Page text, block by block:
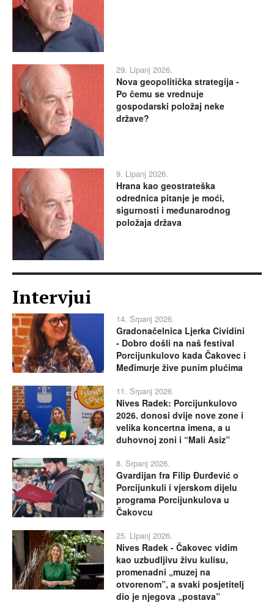
29. Lipanj 2026.
Nova geopolitička strategija -
Po čemu se vrednuje
gospodarski položaj neke
države?
9. Lipanj 2026.
Hrana kao geostrateška
odrednica pitanje je moći,
sigurnosti i međunarodnog
položaja država
Intervjui
14. Srpanj 2026.
Gradonačelnica Ljerka Cividini
- Dobro došli na naš festival
Porcijunkulovo kada Čakovec i
Međimurje žive punim plućima
11. Srpanj 2026.
Nives Radek: Porcijunkulovo
2026. donosi dvije nove zone i
velika koncertna imena, a u
duhovnoj zoni i “Mali Asiz”
8. Srpanj 2026.
Gvardijan fra Filip Đurđević o
Porcijunkuli i vjerskom dijelu
programa Porcijunkulova u
Čakovcu
25. Lipanj 2026.
Nives Radek - Čakovec vidim
kao uzbudljivu živu kulisu,
promenadni „muzej na
otvorenom”, a svaki posjetitelj
dio je njegova „postava”